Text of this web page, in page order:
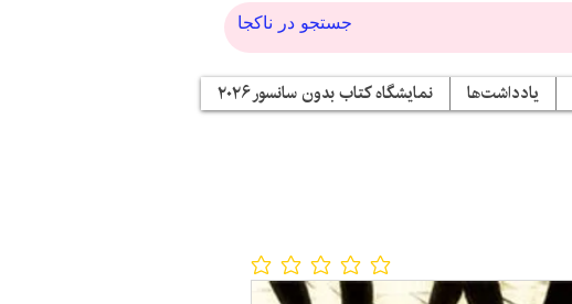
یادداشت‌ها نمایشگاه کتاب بدون سانسور ۲۰۲۶
No ratings yet